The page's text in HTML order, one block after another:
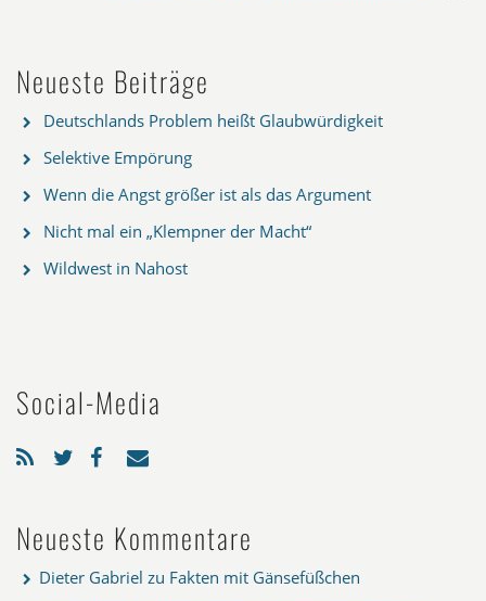
Neueste Beiträge
Deutschlands Problem heißt Glaubwürdigkeit
Selektive Empörung
Wenn die Angst größer ist als das Argument
Nicht mal ein „Klempner der Macht“
Wildwest in Nahost
Social-Media
Neueste Kommentare
Dieter Gabriel zu Fakten mit Gänsefüßchen